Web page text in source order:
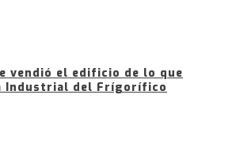
vendió el edificio de lo que
Industrial del Frígorífico